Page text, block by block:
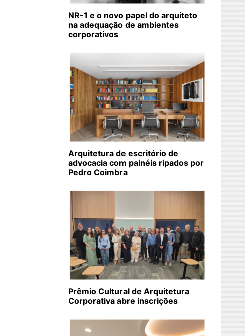
NR-1 e o novo papel do arquiteto
na adequação de ambientes
corporativos
Arquitetura de escritório de
advocacia com painéis ripados por
Pedro Coimbra
Prêmio Cultural de Arquitetura
Corporativa abre inscrições